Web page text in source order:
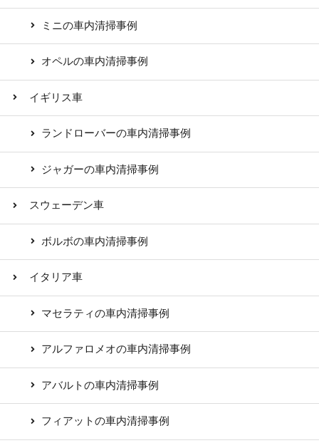
ミニの車内清掃事例
オペルの車内清掃事例
イギリス車
ランドローバーの車内清掃事例
ジャガーの車内清掃事例
スウェーデン車
ボルボの車内清掃事例
イタリア車
マセラティの車内清掃事例
アルファロメオの車内清掃事例
アバルトの車内清掃事例
フィアットの車内清掃事例